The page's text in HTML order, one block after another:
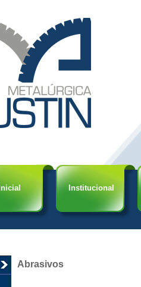
Inicial Institucional
Abrasivos